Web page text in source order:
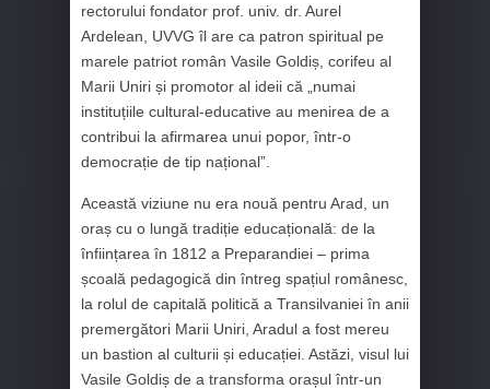
rectorului fondator prof. univ. dr. Aurel
Ardelean, UVVG îl are ca patron spiritual pe
marele patriot român Vasile Goldiș, corifeu al
Marii Uniri și promotor al ideii că „numai
instituțiile cultural-educative au menirea de a
contribui la afirmarea unui popor, într-o
democrație de tip național”.
Această viziune nu era nouă pentru Arad, un
oraș cu o lungă tradiție educațională: de la
înființarea în 1812 a Preparandiei – prima
școală pedagogică din întreg spațiul românesc,
la rolul de capitală politică a Transilvaniei în anii
premergători Marii Uniri, Aradul a fost mereu
un bastion al culturii și educației. Astăzi, visul lui
Vasile Goldiș de a transforma orașul într-un